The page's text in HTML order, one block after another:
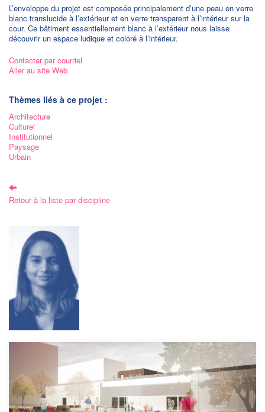
L’enveloppe du projet est composée principalement d’une peau en verre
blanc translucide à l’extérieur et en verre transparent à l’intérieur sur la
cour. Ce bâtiment essentiellement blanc à l’extérieur nous laisse
découvrir un espace ludique et coloré à l’intérieur.
Contacter par courriel
Aller au site Web
Thèmes liés à ce projet :
Architecture
Culturel
Institutionnel
Paysage
Urbain
Retour à la liste par discipline